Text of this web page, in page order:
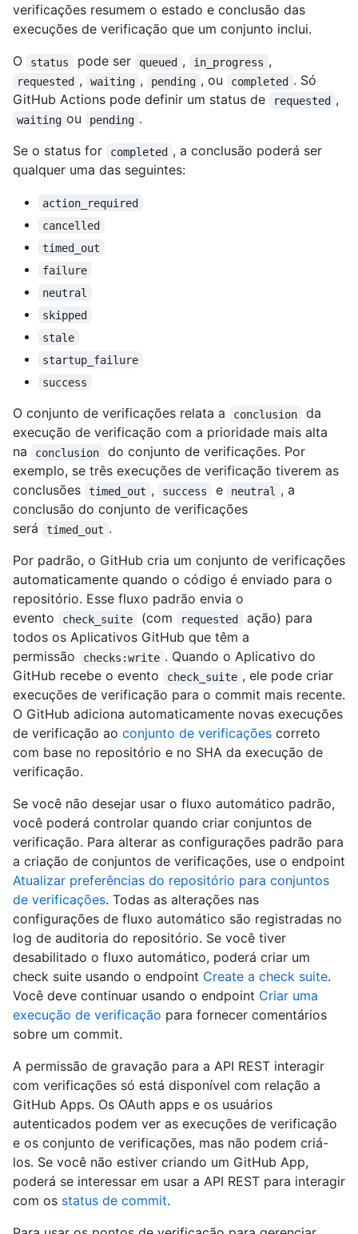
verificações resumem o estado e conclusão das
execuções de verificação que um conjunto inclui.
O
status pode ser queued , in_progress ,
requested , waiting , pending , ou completed . Só
GitHub Actions pode definir um status de
requested ,
waiting ou pending .
Se o status for
completed , a conclusão poderá ser
qualquer uma das seguintes:
action_required
cancelled
timed_out
failure
neutral
skipped
stale
startup_failure
success
O conjunto de verificações relata a conclusion
da
execução de verificação com a prioridade mais alta
na
conclusion
do conjunto de verificações. Por
exemplo, se três execuções de verificação tiverem as
conclusões
timed_out , success e neutral
, a
conclusão do conjunto de verificações
será
timed_out .
Por padrão, o GitHub cria um conjunto de verificações
automaticamente quando o código é enviado para o
repositório. Esse fluxo padrão envia o
evento
check_suite (com requested
ação) para
todos os Aplicativos GitHub que têm a
permissão
checks:write . Quando o Aplicativo do
GitHub recebe o evento
check_suite , ele pode criar
execuções de verificação para o commit mais recente.
O GitHub adiciona automaticamente novas execuções
de verificação ao conjunto de verificações correto
com base no repositório e no SHA da execução de
verificação.
Se você não desejar usar o fluxo automático padrão,
você poderá controlar quando criar conjuntos de
verificação. Para alterar as configurações padrão para
a criação de conjuntos de verificações, use o endpoint
Atualizar preferências do repositório para conjuntos
de verificações. Todas as alterações nas
configurações de fluxo automático são registradas no
log de auditoria do repositório. Se você tiver
desabilitado o fluxo automático, poderá criar um
check suite usando o endpoint Create a check suite.
Você deve continuar usando o endpoint Criar uma
execução de verificação para fornecer comentários
sobre um commit.
A permissão de gravação para a API REST interagir
com verificações só está disponível com relação a
GitHub Apps. Os OAuth apps e os usuários
autenticados podem ver as execuções de verificação
e os conjunto de verificações, mas não podem criá-
los. Se você não estiver criando um GitHub App,
poderá se interessar em usar a API REST para interagir
com os status de commit.